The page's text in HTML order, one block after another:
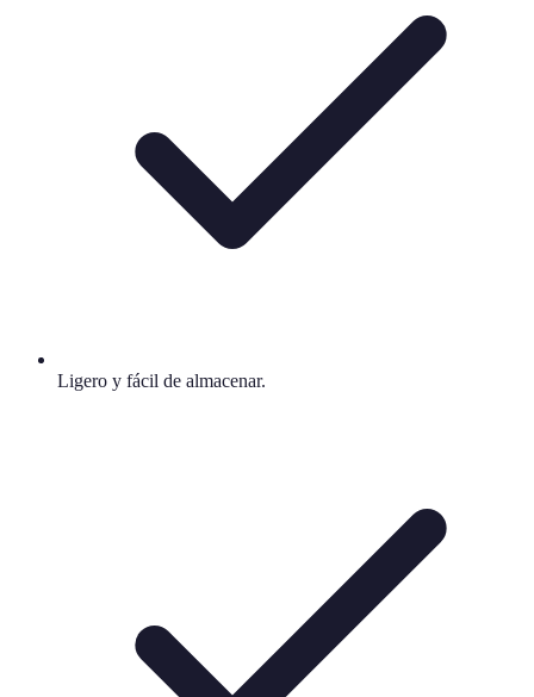
Ligero y fácil de almacenar.